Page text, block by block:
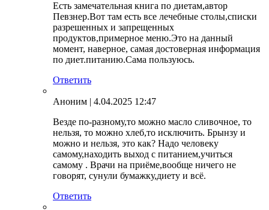
Есть замечательная книга по диетам,автор
Певзнер.Вот там есть все лечебные столы,списки
разрешенных и запрещенных
продуктов,примерное меню.Это на данный
момент, наверное, самая достоверная информация
по диет.питанию.Сама пользуюсь.
Ответить
Аноним | 4.04.2025 12:47
Везде по-разному,то можно масло сливочное, то
нельзя, то можно хлеб,то исключить. Брынзу и
можно и нельзя, это как? Надо человеку
самому,находить выход с питанием,учиться
самому . Врачи на приёме,вообще ничего не
говорят, сунули бумажку,диету и всё.
Ответить